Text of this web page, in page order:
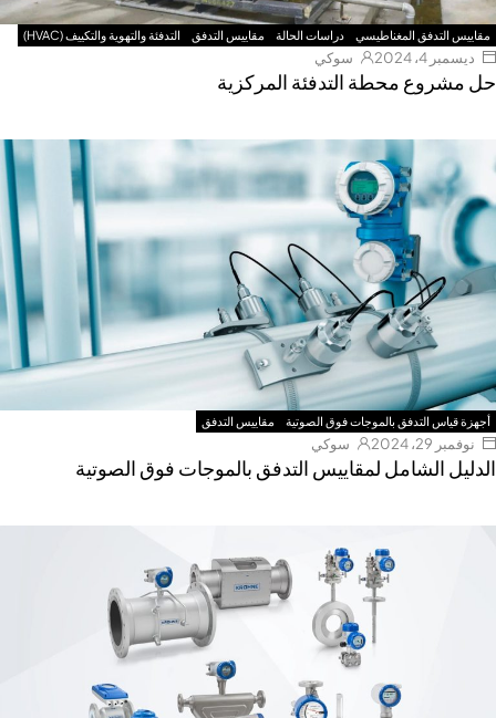
مقاييس التدفق المغناطيسي دراسات الحالة مقاييس التدفق التدفئة والتهوية والتكييف (HVAC)
ديسمبر 4، 2024 سوكي
مشروع محطة التدفئة المركزية
أجهزة قياس التدفق بالموجات فوق الصوتية مقاييس التدفق
نوفمبر 29، 2024 سوكي
الشامل لمقاييس التدفق بالموجات فوق الصوتية